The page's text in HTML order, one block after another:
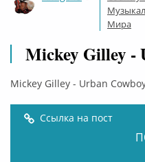
Оффлайн
Мира
Mickey Gilley -
Mickey Gilley - Urban
Ссылка на пост